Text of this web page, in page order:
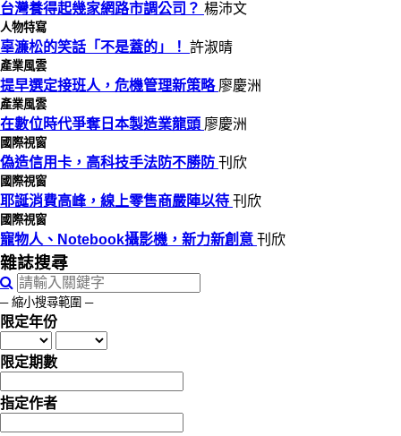
台灣養得起幾家網路市調公司？ 楊沛文
人物特寫
辜濂松的笑話「不是蓋的」！ 許淑晴
產業風雲
提早選定接班人，危機管理新策略 廖慶洲
產業風雲
在數位時代爭奪日本製造業龍頭 廖慶洲
國際視窗
偽造信用卡，高科技手法防不勝防 刊欣
國際視窗
耶誕消費高峰，線上零售商嚴陣以待 刊欣
國際視窗
寵物人、Notebook攝影機，新力新創意 刊欣
雜誌搜尋
─ 縮小搜尋範圍 ─
限定年份
限定期數
指定作者